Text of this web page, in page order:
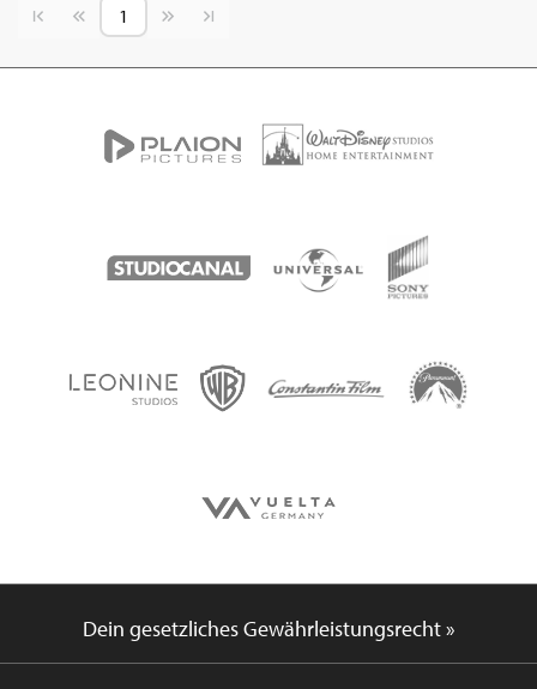
Vorherige SeiteNächste Seite
Dein gesetzliches Gewährleistungsrecht »